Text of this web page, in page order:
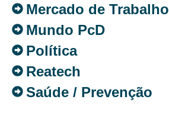
Mercado de Trabalho
Mundo PcD
Política
Reatech
Saúde / Prevenção